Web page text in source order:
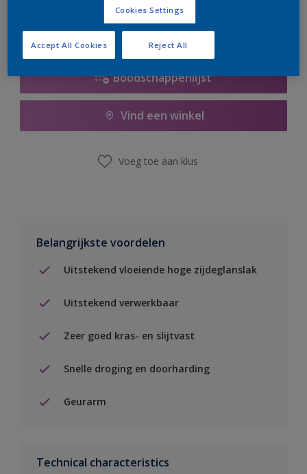
Boodschappenlijst
Vind een winkel
Voeg toe aan klus
Belangrijkste voordelen
Uitstekend vloeiende hoge zijdeglanslak
Uitstekend verwerkbaar
Zeer goed kras- en slijtvast
Snelle droging en doorharding
Geurarm
Technical characteristics
Cookies Settings
Reject All
Accept All Cookies